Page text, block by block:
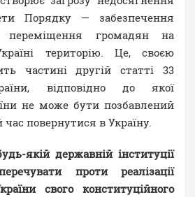
Порядку — забезпечення
переміщення громадян на
територію. Це, своєю
частині другій статті 33
відповідно до якої
не може бути позбавлений
повернутися в Україну.
якій державній інституції
проти реалізації
свого конституційного